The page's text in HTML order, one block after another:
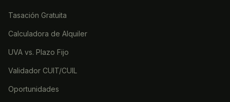
Tasación Gratuita
Calculadora de Alquiler
UVA vs. Plazo Fijo
Validador CUIT/CUIL
Oportunidades